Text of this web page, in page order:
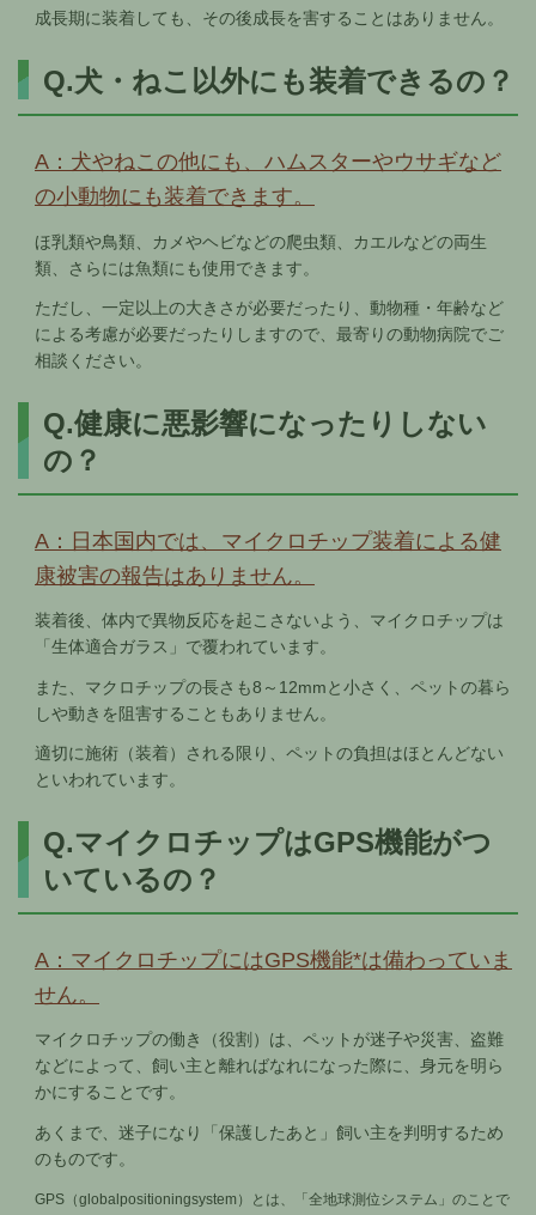
成長期に装着しても、その後成長を害することはありません。
Q.犬・ねこ以外にも装着できるの？
A：犬やねこの他にも、ハムスターやウサギなど
の小動物にも装着できます。
ほ乳類や鳥類、カメやヘビなどの爬虫類、カエルなどの両生
類、さらには魚類にも使用できます。
ただし、一定以上の大きさが必要だったり、動物種・年齢など
による考慮が必要だったりしますので、最寄りの動物病院でご
相談ください。
Q.健康に悪影響になったりしない
の？
A：日本国内では、マイクロチップ装着による健
康被害の報告はありません。
装着後、体内で異物反応を起こさないよう、マイクロチップは
「生体適合ガラス」で覆われています。
また、マクロチップの長さも8～12mmと小さく、ペットの暮ら
しや動きを阻害することもありません。
適切に施術（装着）される限り、ペットの負担はほとんどない
といわれています。
Q.マイクロチップはGPS機能がつ
いているの？
A：マイクロチップにはGPS機能*は備わっていま
せん。
マイクロチップの働き（役割）は、ペットが迷子や災害、盗難
などによって、飼い主と離ればなれになった際に、身元を明ら
かにすることです。
あくまで、迷子になり「保護したあと」飼い主を判明するため
のものです。
GPS（globalpositioningsystem）とは、「全地球測位システム」のことで